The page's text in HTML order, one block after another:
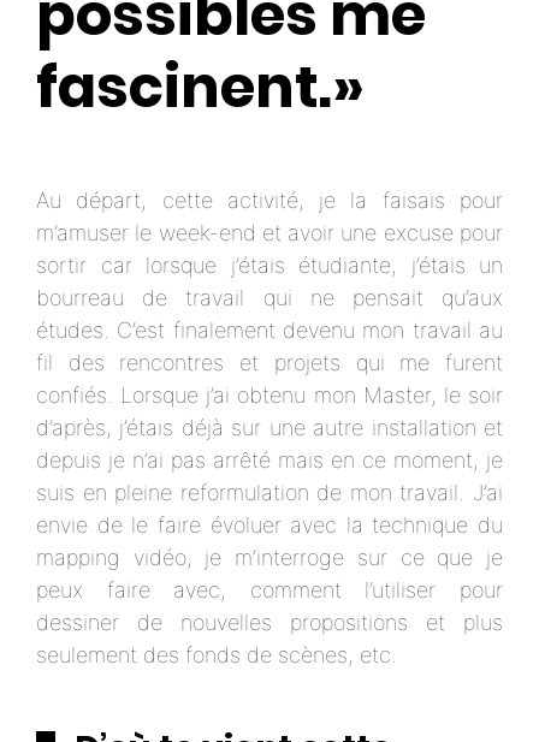
fascinent.»
Au départ, cette activité, je la faisais pour
m’amuser le week-end et avoir une excuse pour
sortir car lorsque j’étais étudiante, j’étais un
bourreau de travail qui ne pensait qu’aux
études. C’est finalement devenu mon travail au
fil des rencontres et projets qui me furent
confiés. Lorsque j’ai obtenu mon Master, le soir
d’après, j’étais déjà sur une autre installation et
depuis je n’ai pas arrêté mais en ce moment, je
suis en pleine reformulation de mon travail. J’ai
envie de le faire évoluer avec la technique du
mapping vidéo, je m’interroge sur ce que je
peux faire avec, comment l’utiliser pour
dessiner de nouvelles propositions et plus
seulement des fonds de scènes, etc.